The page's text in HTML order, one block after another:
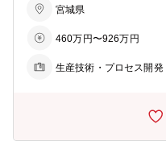
質を検証・確認、リードタイ
のスキル・キャリアに応じた
一貫した体制を強みに、20～
す。 高品質・低コストで作業
宮城県
460万円〜926万円
生産技術・プロセス開発